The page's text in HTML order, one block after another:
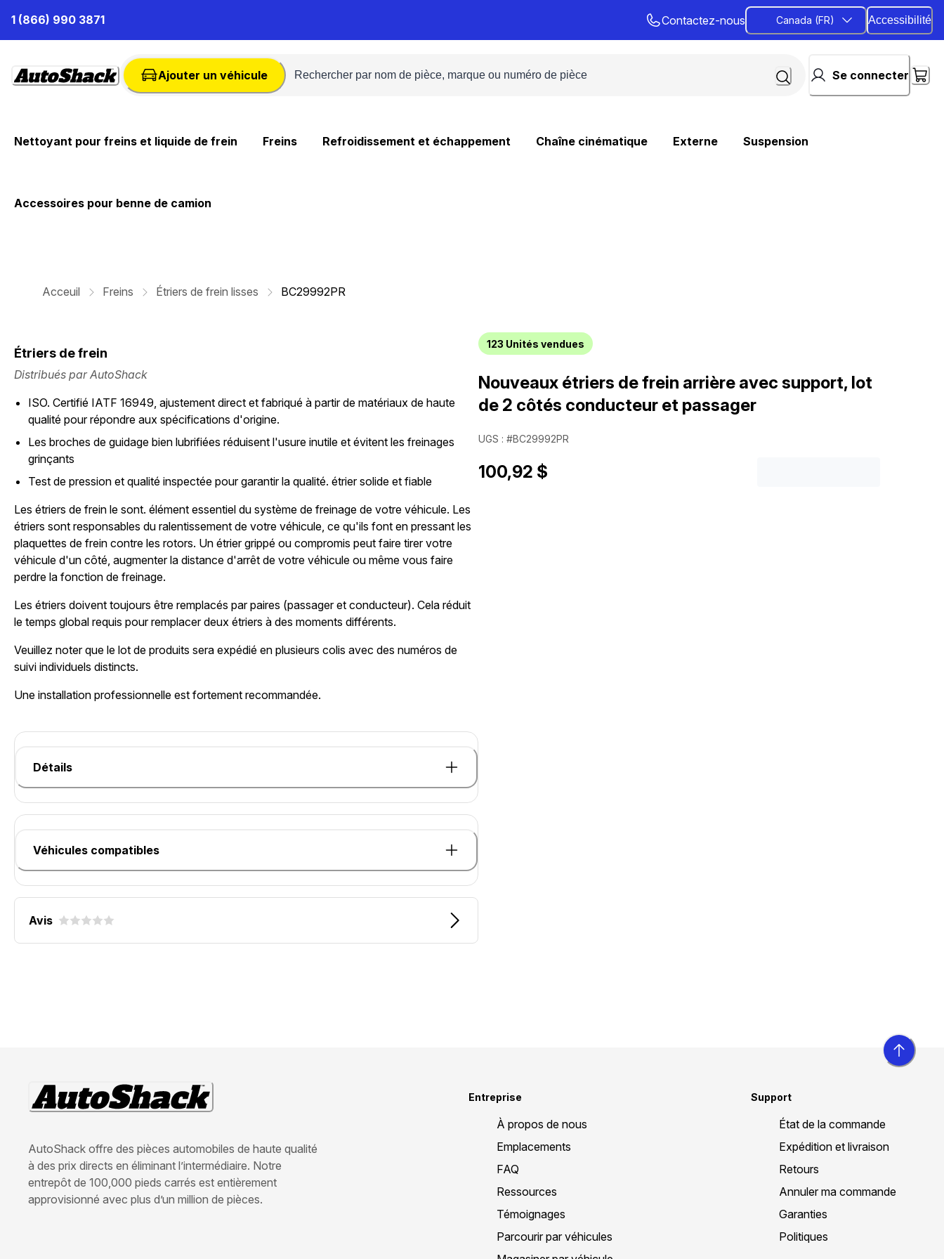
contenu
1 (866) 990 3871 Contactez-nous Canada (FR) Accessibilité
Ajouter un véhicule Se connecter
Nettoyant pour freins et liquide de frein Freins Refroidissement et échappement Chaîne cinématique Externe Suspension
Accessoires pour benne de camion
Acceuil Freins Étriers de frein lisses BC29992PR
Étriers de frein
Distribués par AutoShack
ISO. Certifié IATF 16949, ajustement direct et fabriqué à partir de matériaux de haute
qualité pour répondre aux spécifications d'origine.
Les broches de guidage bien lubrifiées réduisent l'usure inutile et évitent les freinages
grinçants
Test de pression et qualité inspectée pour garantir la qualité. étrier solide et fiable
Les étriers de frein le sont. élément essentiel du système de freinage de votre véhicule. Les
étriers sont responsables du ralentissement de votre véhicule, ce qu'ils font en pressant les
plaquettes de frein contre les rotors. Un étrier grippé ou compromis peut faire tirer votre
véhicule d'un côté, augmenter la distance d'arrêt de votre véhicule ou même vous faire
perdre la fonction de freinage.
Les étriers doivent toujours être remplacés par paires (passager et conducteur). Cela réduit
le temps global requis pour remplacer deux étriers à des moments différents.
Veuillez noter que le lot de produits sera expédié en plusieurs colis avec des numéros de
suivi individuels distincts.
Une installation professionnelle est fortement recommandée.
Détails
Véhicules compatibles
Avis
123 Unités vendues
Nouveaux étriers de frein arrière avec support, lot
de 2 côtés conducteur et passager
UGS : #BC29992PR
100,92 $
AutoShack offre des pièces automobiles de haute qualité
à des prix directs en éliminant l’intermédiaire. Notre
entrepôt de 100,000 pieds carrés est entièrement
approvisionné avec plus d’un million de pièces.
Entreprise
À propos de nous
Emplacements
FAQ
Ressources
Témoignages
Parcourir par véhicules
Support
État de la commande
Expédition et livraison
Retours
Annuler ma commande
Garanties
Politiques